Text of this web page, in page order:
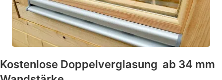
Kostenlose Doppelverglasung ab 34 mm